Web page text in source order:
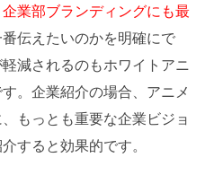
企業部ブランディングにも最
伝えたいのかを明確にで
減されるのもホワイトアニ
。企業紹介の場合、アニメ
もっとも重要な企業ビジョ
すると効果的です。